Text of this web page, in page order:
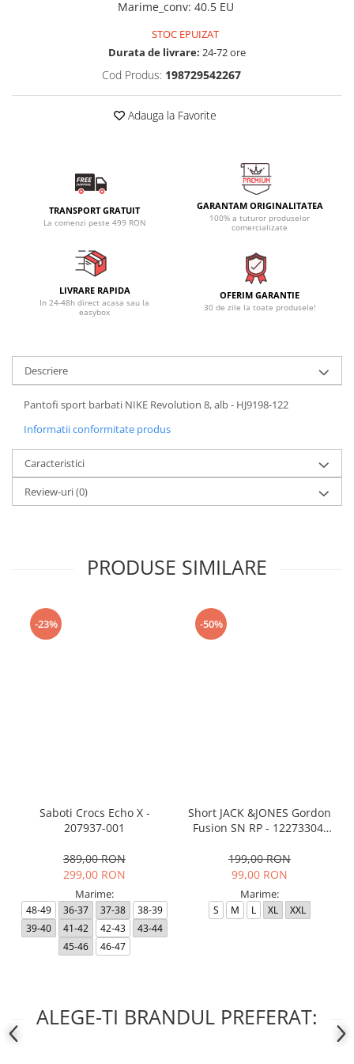
Marime_conv: 40.5 EU
STOC EPUIZAT
Durata de livrare: 24-72 ore
Cod Produs: 198729542267
Adauga la Favorite
TRANSPORT GRATUIT
La comenzi peste 499 RON
GARANTAM ORIGINALITATEA
100% a tuturor produselor
comercializate
LIVRARE RAPIDA
In 24-48h direct acasa sau la
easybox
OFERIM GARANTIE
30 de zile la toate produsele!
Descriere
Pantofi sport barbati NIKE Revolution 8, alb - HJ9198-122
Informatii conformitate produs
Caracteristici
Review-uri(0)
PRODUSE SIMILARE
-23%
Saboti Crocs Echo X -
207937-001
389,00 RON
299,00 RON
Marime:
48-49 36-37 37-38
38-39
39-40
41-42 42-43
43-44
45-46
46-47
-50%
Short JACK &JONES Gordon
Fusion SN RP - 12273304-
199,00 RON
99,00 RON
Marime:
S M L XL XXL
ALEGE-TI BRANDUL PREFERAT: